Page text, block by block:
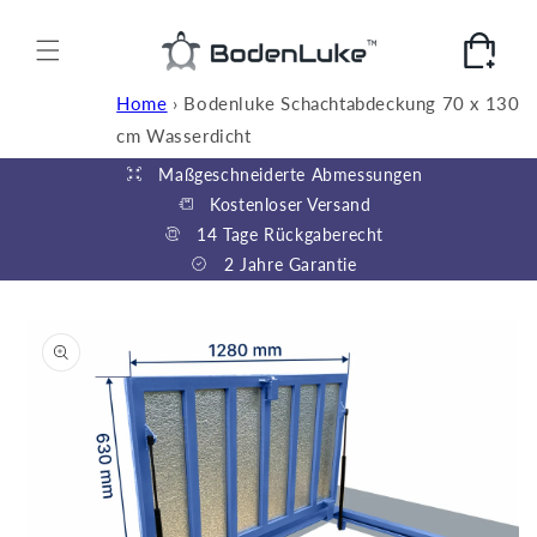
Inhalt
Warenkorb
Home › Bodenluke Schachtabdeckung 70 x 130
cm Wasserdicht
Maßgeschneiderte Abmessungen
Kostenloser Versand
14 Tage Rückgaberecht
2 Jahre Garantie